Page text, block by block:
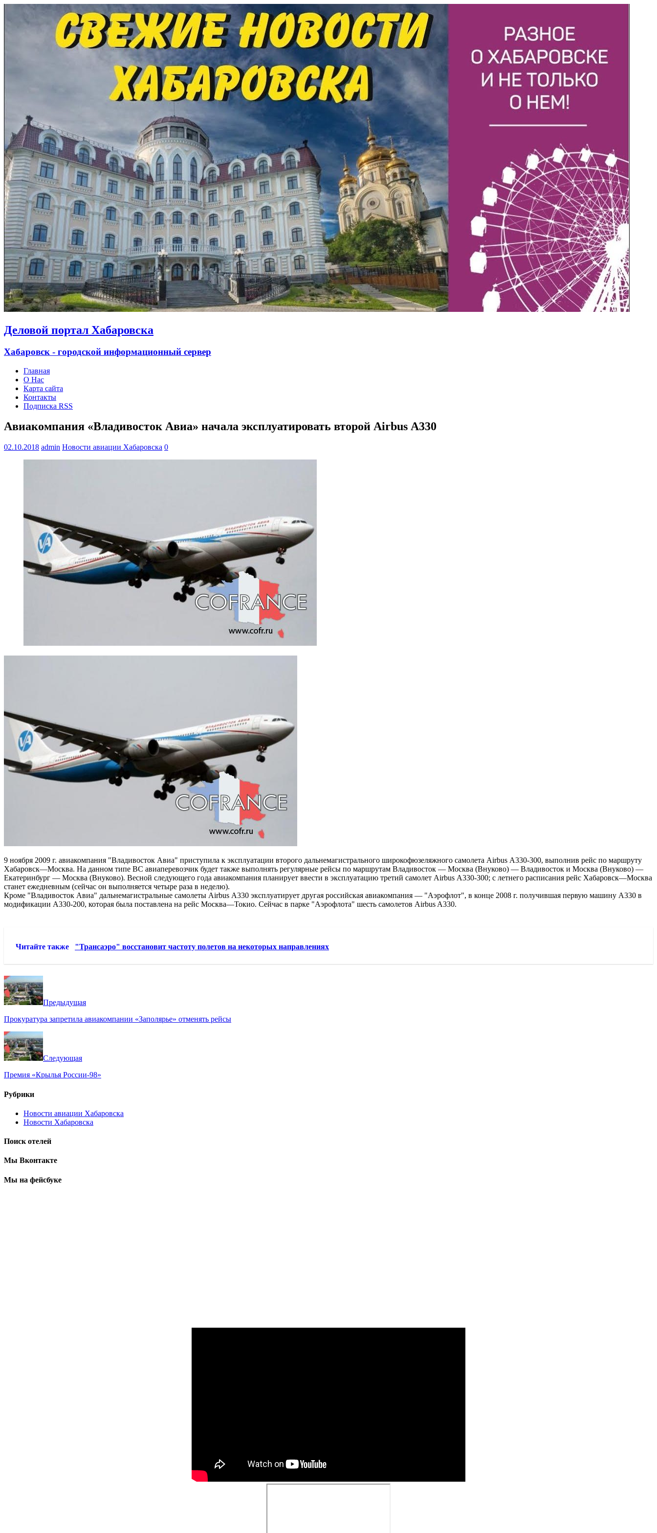
Деловой портал Хабаровска
Хабаровск - городской информационный сервер
Главная
О Нас
Карта сайта
Контакты
Подписка RSS
Авиакомпания «Владивосток Авиа» начала эксплуатировать второй Airbus А330
02.10.2018 admin Новости авиации Хабаровска 0
9 ноября 2009 г. авиакомпания "Владивосток Авиа" приступила к эксплуатации второго дальнемагистрального широкофюзеляжного самолета Airbus А330-300, выполнив рейс по маршруту
Хабаровск—Москва. На данном типе ВС авиаперевозчик будет также выполнять регулярные рейсы по маршрутам Владивосток — Москва (Внуково) — Владивосток и Москва (Внуково) —
Екатеринбург — Москва (Внуково). Весной следующего года авиакомпания планирует ввести в эксплуатацию третий самолет Airbus А330-300; с летнего расписания рейс Хабаровск—Москва
станет ежедневным (сейчас он выполняется четыре раза в неделю).
Кроме "Владивосток Авиа" дальнемагистральные самолеты Airbus А330 эксплуатирует другая российская авиакомпания — "Аэрофлот", в конце 2008 г. получившая первую машину А330 в
модификации А330-200, которая была поставлена на рейс Москва—Токио. Сейчас в парке "Аэрофлота" шесть самолетов Airbus A330.
Читайте также "Трансаэро" восстановит частоту полетов на некоторых направлениях
Предыдущая
Прокуратура запретила авиакомпании «Заполярье» отменять рейсы
Следующая
Премия «Крылья России-98»
Рубрики
Новости авиации Хабаровска
Новости Хабаровска
Поиск отелей
Мы Вконтакте
Мы на фейсбуке